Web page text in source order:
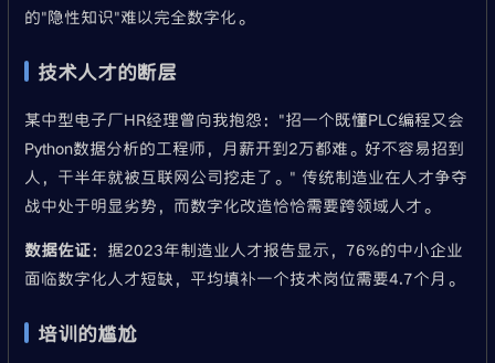
的"隐性知识"难以完全数字化。
技术人才的断层
某中型电子厂HR经理曾向我抱怨："招一个既懂PLC编程又会
Python数据分析的工程师，月薪开到2万都难。好不容易招到
人，干半年就被互联网公司挖走了。" 传统制造业在人才争夺
战中处于明显劣势，而数字化改造恰恰需要跨领域人才。
数据佐证：据2023年制造业人才报告显示，76%的中小企业
面临数字化人才短缺，平均填补一个技术岗位需要4.7个月。
培训的尴尬